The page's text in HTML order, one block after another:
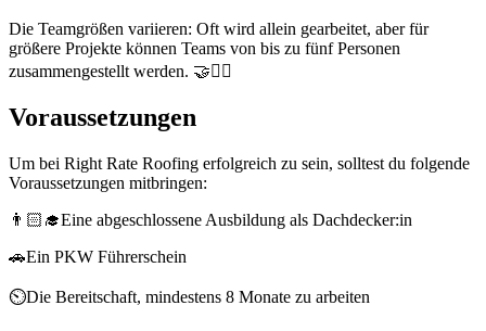
Die Teamgrößen variieren: Oft wird allein gearbeitet, aber für
größere Projekte können Teams von bis zu fünf Personen
zusammengestellt werden. 🤝👷‍♂️
Voraussetzungen
Um bei Right Rate Roofing erfolgreich zu sein, solltest du folgende
Voraussetzungen mitbringen:
👨🏻‍🎓Eine abgeschlossene Ausbildung als Dachdecker:in
🚗Ein PKW Führerschein
⏲️Die Bereitschaft, mindestens 8 Monate zu arbeiten